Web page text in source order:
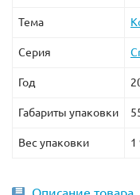
Тема
Серия
Год
Габариты упаковки
Вес упаковки 1